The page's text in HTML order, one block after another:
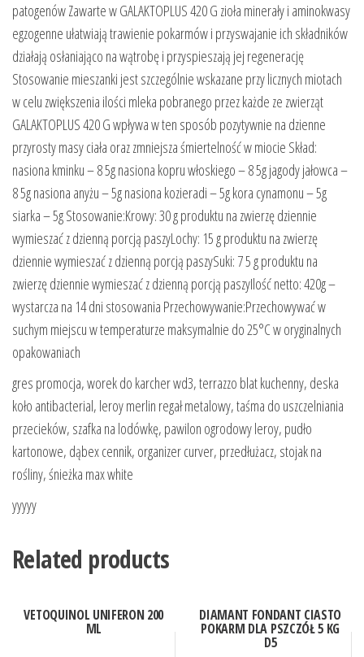
patogenów Zawarte w GALAKTOPLUS 420 G zioła minerały i aminokwasy
egzogenne ułatwiają trawienie pokarmów i przyswajanie ich składników
działają osłaniająco na wątrobę i przyspieszają jej regenerację
Stosowanie mieszanki jest szczególnie wskazane przy licznych miotach
w celu zwiększenia ilości mleka pobranego przez każde ze zwierząt
GALAKTOPLUS 420 G wpływa w ten sposób pozytywnie na dzienne
przyrosty masy ciała oraz zmniejsza śmiertelność w miocie Skład:
nasiona kminku – 8 5g nasiona kopru włoskiego – 8 5g jagody jałowca –
8 5g nasiona anyżu – 5g nasiona kozieradi – 5g kora cynamonu – 5g
siarka – 5g Stosowanie:Krowy: 30 g produktu na zwierzę dziennie
wymieszać z dzienną porcją paszyLochy: 15 g produktu na zwierzę
dziennie wymieszać z dzienną porcją paszySuki: 7 5 g produktu na
zwierzę dziennie wymieszać z dzienną porcją paszyIlość netto: 420g –
wystarcza na 14 dni stosowania Przechowywanie:Przechowywać w
suchym miejscu w temperaturze maksymalnie do 25°C w oryginalnych
opakowaniach
gres promocja, worek do karcher wd3, terrazzo blat kuchenny, deska
koło antibacterial, leroy merlin regał metalowy, taśma do uszczelniania
przecieków, szafka na lodówkę, pawilon ogrodowy leroy, pudło
kartonowe, dąbex cennik, organizer curver, przedłużacz, stojak na
rośliny, śnieżka max white
yyyyy
Related products
VETOQUINOL UNIFERON 200
ML
DIAMANT FONDANT CIASTO
POKARM DLA PSZCZÓŁ 5 KG
D5